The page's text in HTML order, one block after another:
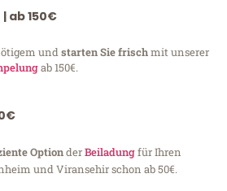
| ab 150€
undstarten Sie frischmit unserer
ab 150€.
OptionderBeiladungfür Ihren
und Viransehir schon ab 50€.